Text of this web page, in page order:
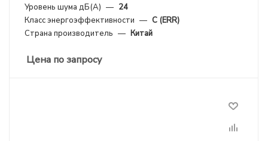
Уровень шума дБ(А) — 24
Класс энергоэффективности — C (ERR)
Страна производитель — Китай
Цена по запросу